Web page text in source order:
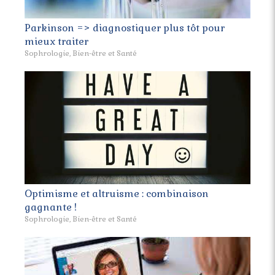
Parkinson => diagnostiquer plus tôt pour
mieux traiter
Sophrologie, Bien-être et Santé
Optimisme et altruisme : combinaison
gagnante !
Sophrologie, Bien-être et Santé